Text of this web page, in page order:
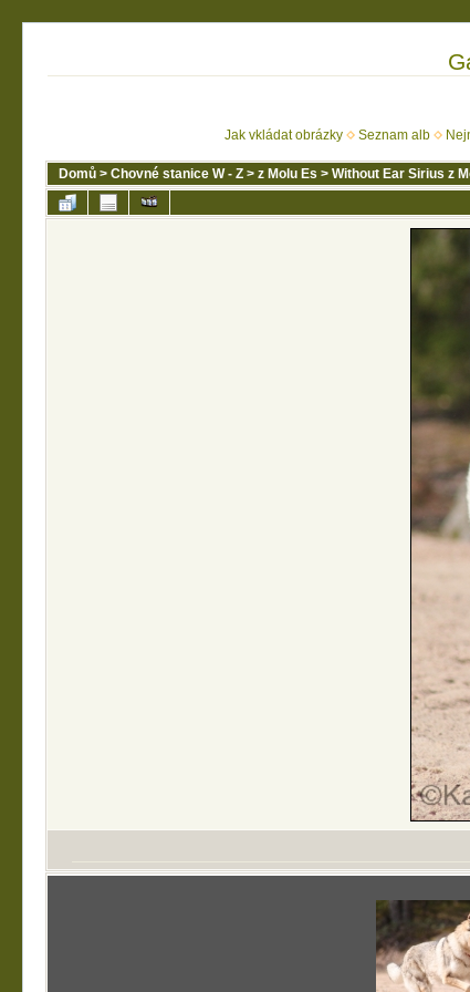
Jak vkládat obrázky
Seznam alb
Domů > Chovné stanice W - Z > z Molu Es > Without Ear Sirius z